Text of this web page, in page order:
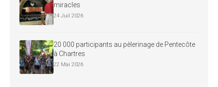
miracles
24 Juil 2026
20 000 participants au pèlerinage de Pentecôte
à Chartres
22 Mai 2026